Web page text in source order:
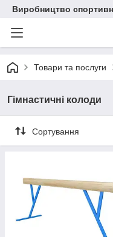
Виробництво
Товари та послуги
Гімнастичні колоди
Сортування